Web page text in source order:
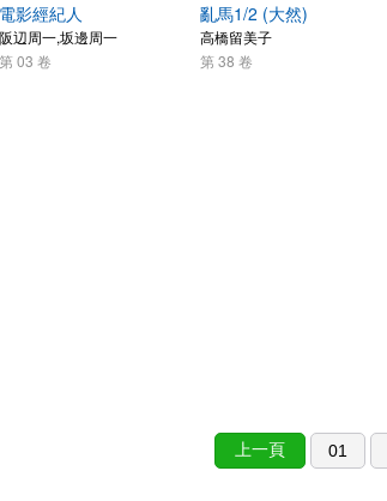
電影經紀人
阪辺周一,坂邊周一
第 03 卷
亂馬1/2 (大然)
高橋留美子
第 38 卷
上一頁 01